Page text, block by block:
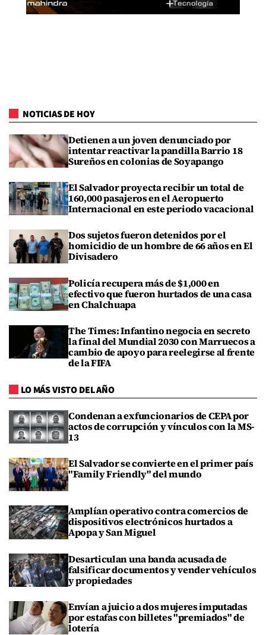
NOTICIAS DE HOY
Detienen a un joven denunciado por
intentar reactivar la pandilla Barrio 18
Sureños en colonias de Soyapango
El Salvador proyecta recibir un total de
160,000 pasajeros en el Aeropuerto
Internacional en este periodo vacacional
Dos sujetos fueron detenidos por el
homicidio de un hombre de 66 años en El
Divisadero
Policía recupera más de $1,000 en
efectivo que fueron hurtados de una casa
en Chalchuapa
The Times: Infantino negocia en secreto
la final del Mundial 2030 con Marruecos a
cambio de apoyo para reelegirse al frente
de la FIFA
LO MÁS VISTO DEL AÑO
Condenan a exfuncionarios de CEPA por
actos de corrupción y vínculos con la MS-
13
El Salvador se convierte en el primer país
"Family Friendly" del mundo
Amplían operativo contra comercios de
dispositivos electrónicos hurtados a
Apopa y San Miguel
Desarticulan una banda acusada de
falsificar documentos y vender vehículos
y propiedades
Envían a juicio a dos mujeres imputadas
por estafas con billetes "premiados" de
lotería